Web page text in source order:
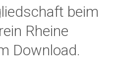
beim
Rheine
Download.